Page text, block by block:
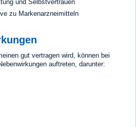
und Selbstvertrauen
zu Markenarzneimitteln
gut vertragen wird, können bei
auftreten, darunter: